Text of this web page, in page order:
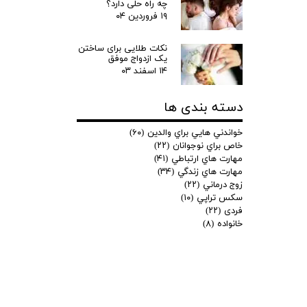
چه راه حلی دارد؟
۱۹ فروردین ۰۴
نکات طلایی برای ساختن
یک ازدواج موفق
۱۴ اسفند ۰۳
دسته بندی ها
خواندني هايي براي والدين (۶۰)
خاص براي نوجوانان (۲۲)
مهارت هاي ارتباطي (۴۱)
مهارت هاي زندگي (۳۴)
زوج درماني (۲۲)
سكس تراپي (۱۰)
فردی (۲۲)
خانواده (۸)